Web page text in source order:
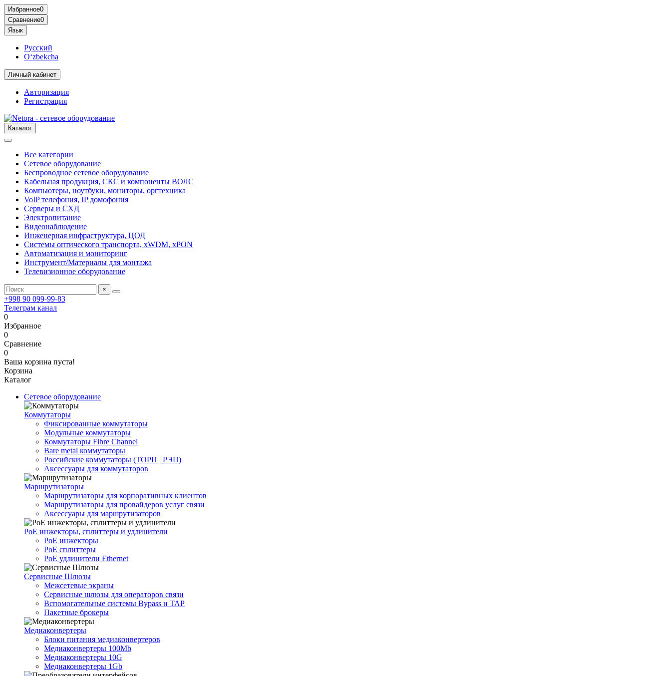
Избранное0
Сравнение0
Язык
Русский
O‘zbekcha
Личный кабинет
Авторизация
Регистрация
Каталог
Все категории
Сетевое оборудование
Беспроводное сетевое оборудование
Кабельная продукция, СКС и компоненты ВОЛС
Компьютеры, ноутбуки, мониторы, оргтехника
VoIP телефония, IP домофония
Серверы и СХД
Электропитание
Видеонаблюдение
Инженерная инфраструктура, ЦОД
Системы оптического транспорта, xWDM, xPON
Автоматизация и мониторинг
Инструмент/Материалы для монтажа
Телевизионное оборудование
×
+998 90 099-99-83
Телеграм канал
0
Избранное
0
Сравнение
0
Ваша корзина пуста!
Корзина
Каталог
Сетевое оборудование
Коммутаторы
Фиксированные коммутаторы
Модульные коммутаторы
Коммутаторы Fibre Channel
Bare metal коммутаторы
Российские коммутаторы (ТОРП | РЭП)
Аксессуары для коммутаторов
Маршрутизаторы
Маршрутизаторы для корпоративных клиентов
Маршрутизаторы для провайдеров услуг связи
Аксессуары для маршрутизаторов
PoE инжекторы, сплиттеры и удлинители
PoE инжекторы
PoE сплиттеры
PoE удлинители Ethernet
Сервисные Шлюзы
Межсетевые экраны
Сервисные шлюзы для операторов связи
Вспомогательные системы Bypass и TAP
Пакетные брокеры
Медиаконвертеры
Блоки питания медиаконвертеров
Медиаконвертеры 100Mb
Медиаконвертеры 10G
Медиаконвертеры 1Gb